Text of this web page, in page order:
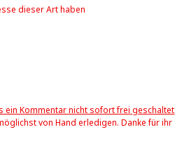
dieser Art haben
ein Kommentar nicht sofort frei geschaltet
von Hand erledigen. Danke für ihr